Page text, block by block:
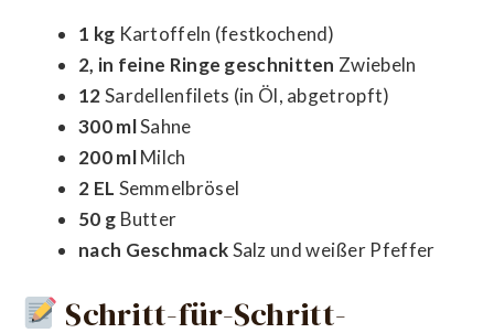
1 kg Kartoffeln (festkochend)
2, in feine Ringe geschnitten Zwiebeln
12Sardellenfilets (in Öl, abgetropft)
300 mlSahne
200 mlMilch
2 EL Semmelbrösel
50 g Butter
nach GeschmackSalz und weißer Pfeffer
Schritt-für-Schritt-